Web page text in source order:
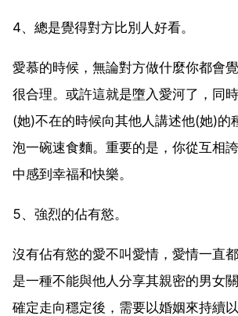
4、總是覺得對方比別人好看。
愛慕的時候，無論對方做什麼你都會
很合理。或許這就是墮入愛河了，同
(她)不在的時候向其他人講述他(她)的
泡一碗速食麵。重要的是，你從互相
中感到幸福和快樂。
5、強烈的佔有慾。
沒有佔有慾的愛不叫愛情，愛情一直都
是一種不能與他人分享其親密的男女
確定走向穩定後，需要以婚姻來持續